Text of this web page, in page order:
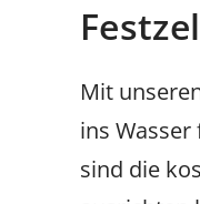
Mit
ins
sind die